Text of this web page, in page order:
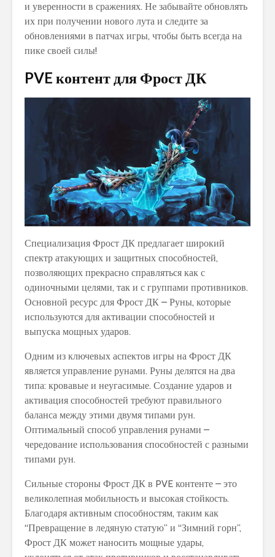
и уверенности в сражениях. Не забывайте обновлять
их при получении нового лута и следите за
обновлениями в патчах игры, чтобы быть всегда на
пике своей силы!
PVE контент для Фрост ДК
Специализация Фрост ДК предлагает широкий
спектр атакующих и защитных способностей,
позволяющих прекрасно справляться как с
одиночными целями, так и с группами противников.
Основной ресурс для Фрост ДК – Руны, которые
используются для активации способностей и
выпуска мощных ударов.
Одним из ключевых аспектов игры на Фрост ДК
является управление рунами. Руны делятся на два
типа: кровавые и неугасимые. Создание ударов и
активация способностей требуют правильного
баланса между этими двумя типами рун.
Оптимальный способ управления рунами –
чередование использования способностей с разными
типами рун.
Сильные стороны Фрост ДК в PVE контенте – это
великолепная мобильность и высокая стойкость.
Благодаря активным способностям, таким как
“Превращение в ледяную статую” и “Зимний горн”,
Фрост ДК может наносить мощные удары,